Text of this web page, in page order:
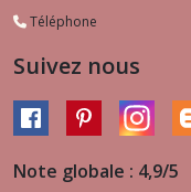
Téléphone
Suivez nous
Note globale : 4,9/5